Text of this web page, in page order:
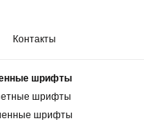
Контакты
шрифты
шрифты
шрифты